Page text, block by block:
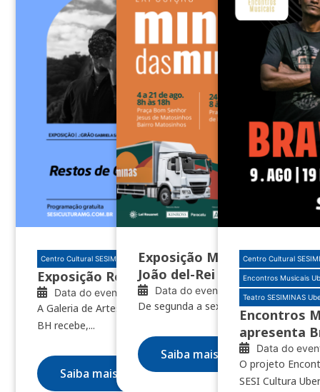
Centro Cultural SESIMINAS BH
Exposição Restos de clareúme
Data do evento: 10/07/2026
A Galeria de Artes do Centro Cultural SESIMINAS
BH recebe,...
Saiba mais
Exposição Minas das Minas
João del-Rei e Nazareno
Data do evento: 04/08/2026
De segunda a sexta, das 8h às 18h
Saiba mais
Centro Cultural
Encontros Musicais
Teatro SESIMINAS
Encontros
apresenta
Data do
O projeto
SESI Cultura